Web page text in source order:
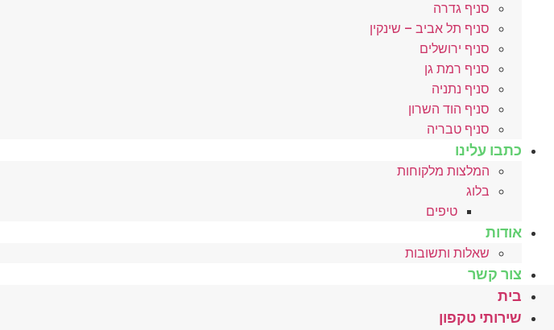
סניף גדרה
סניף תל אביב – שינקין
סניף ירושלים
סניף רמת גן
סניף נתניה
סניף הוד השרון
סניף טבריה
כתבו עלינו
המלצות מלקוחות
בלוג
טיפים
אודות
שאלות ותשובות
צור קשר
בית
שירותי טקפון